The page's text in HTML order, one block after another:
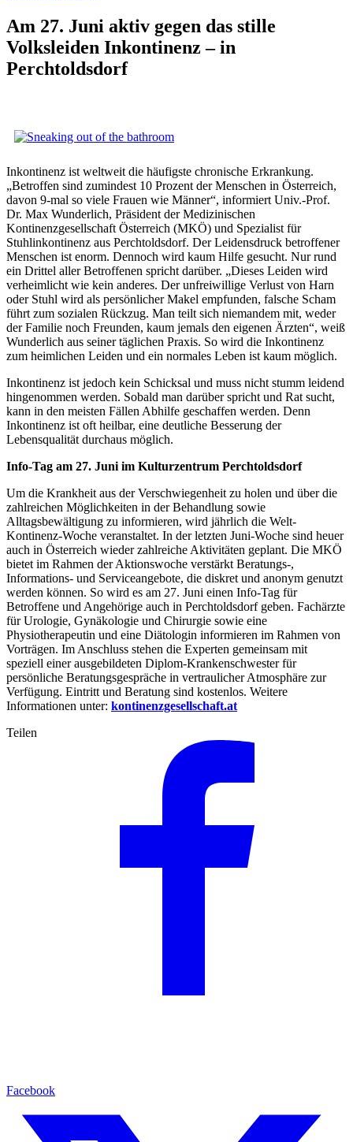
Am 27. Juni aktiv gegen das stille
Volksleiden Inkontinenz – in
Perchtoldsdorf
Inkontinenz ist weltweit die häufigste chronische Erkrankung.
„Betroffen sind zumindest 10 Prozent der Menschen in Österreich,
davon 9-mal so viele Frauen wie Männer“, informiert Univ.-Prof.
Dr. Max Wunderlich, Präsident der Medizinischen
Kontinenzgesellschaft Österreich (MKÖ) und Spezialist für
Stuhlinkontinenz aus Perchtoldsdorf. Der Leidensdruck betroffener
Menschen ist enorm. Dennoch wird kaum Hilfe gesucht. Nur rund
ein Drittel aller Betroffenen spricht darüber. „Dieses Leiden wird
verheimlicht wie kein anderes. Der unfreiwillige Verlust von Harn
oder Stuhl wird als persönlicher Makel empfunden, falsche Scham
führt zum sozialen Rückzug. Man teilt sich niemandem mit, weder
der Familie noch Freunden, kaum jemals den eigenen Ärzten“, weiß
Wunderlich aus seiner täglichen Praxis. So wird die Inkontinenz
zum heimlichen Leiden und ein normales Leben ist kaum möglich.
Inkontinenz ist jedoch kein Schicksal und muss nicht stumm leidend
hingenommen werden. Sobald man darüber spricht und Rat sucht,
kann in den meisten Fällen Abhilfe geschaffen werden. Denn
Inkontinenz ist oft heilbar, eine deutliche Besserung der
Lebensqualität durchaus möglich.
Info-Tag am 27. Juni im Kulturzentrum Perchtoldsdorf
Um die Krankheit aus der Verschwiegenheit zu holen und über die
zahlreichen Möglichkeiten in der Behandlung sowie
Alltagsbewältigung zu informieren, wird jährlich die Welt-
Kontinenz-Woche veranstaltet. In der letzten Juni-Woche sind heuer
auch in Österreich wieder zahlreiche Aktivitäten geplant. Die MKÖ
bietet im Rahmen der Aktionswoche verstärkt Beratungs-,
Informations- und Serviceangebote, die diskret und anonym genutzt
werden können. So wird es am 27. Juni einen Info-Tag für
Betroffene und Angehörige auch in Perchtoldsdorf geben. Fachärzte
für Urologie, Gynäkologie und Chirurgie sowie eine
Physiotherapeutin und eine Diätologin informieren im Rahmen von
Vorträgen. Im Anschluss stehen die Experten gemeinsam mit
speziell einer ausgebildeten Diplom-Krankenschwester für
persönliche Beratungsgespräche in vertraulicher Atmosphäre zur
Verfügung. Eintritt und Beratung sind kostenlos. Weitere
Informationen unter: kontinenzgesellschaft.at
Teilen
Facebook